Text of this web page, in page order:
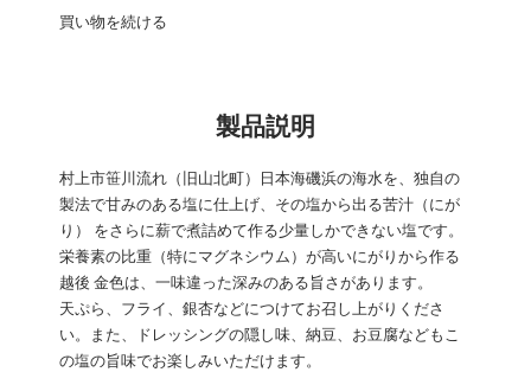
買い物を続ける
製品説明
村上市笹川流れ（旧山北町）日本海磯浜の海水を、独自の
製法で甘みのある塩に仕上げ、その塩から出る苦汁（にが
り） をさらに薪で煮詰めて作る少量しかできない塩です。
栄養素の比重（特にマグネシウム）が高いにがりから作る
越後 金色は、一味違った深みのある旨さがあります。
天ぷら、フライ、銀杏などにつけてお召し上がりくださ
い。また、ドレッシングの隠し味、納豆、お豆腐などもこ
の塩の旨味でお楽しみいただけます。